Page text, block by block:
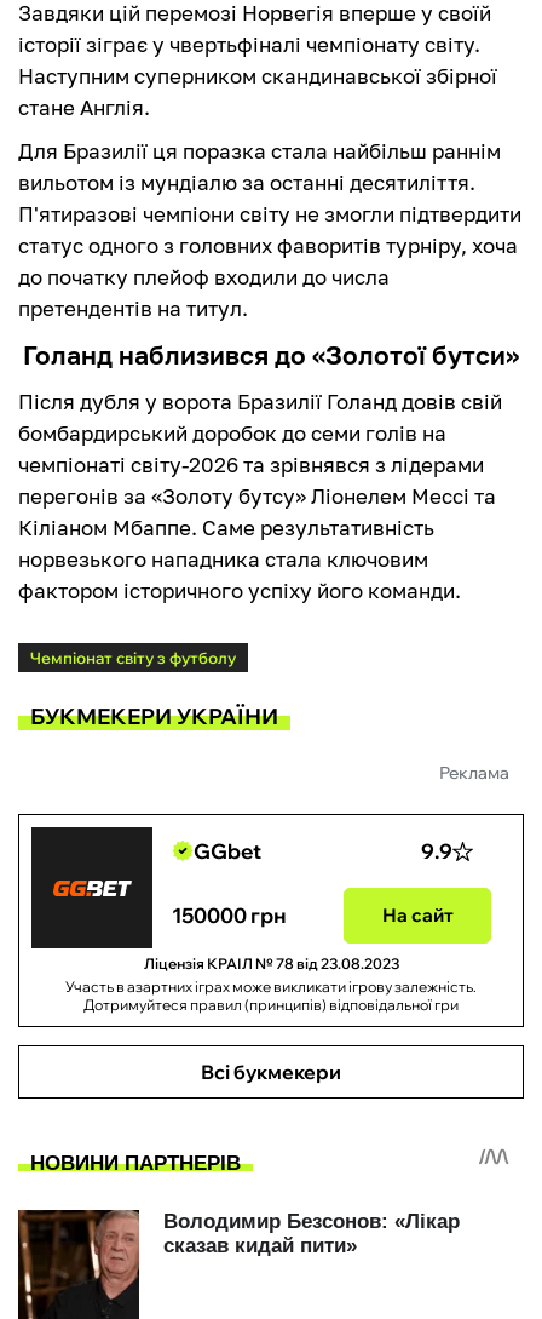
Завдяки цій перемозі Норвегія вперше у своїй
історії зіграє у чвертьфіналі чемпіонату світу.
Наступним суперником скандинавської збірної
стане Англія.
Для Бразилії ця поразка стала найбільш раннім
вильотом із мундіалю за останні десятиліття.
П'ятиразові чемпіони світу не змогли підтвердити
статус одного з головних фаворитів турніру, хоча
до початку плейоф входили до числа
претендентів на титул.
Голанд наблизився до «Золотої бутси»
Після дубля у ворота Бразилії Голанд довів свій
бомбардирський доробок до семи голів на
чемпіонаті світу-2026 та зрівнявся з лідерами
перегонів за «Золоту бутсу» Ліонелем Мессі та
Кіліаном Мбаппе. Саме результативність
норвезького нападника стала ключовим
фактором історичного успіху його команди.
Чемпіонат світу з футболу
БУКМЕКЕРИ УКРАЇНИ
Реклама
GGbet 9.9
150000 грн На сайт
Ліцензія КРАІЛ № 78 від 23.08.2023
Участь в азартних іграх може викликати ігрову залежність.
Дотримуйтеся правил (принципів) відповідальної гри
Всі букмекери